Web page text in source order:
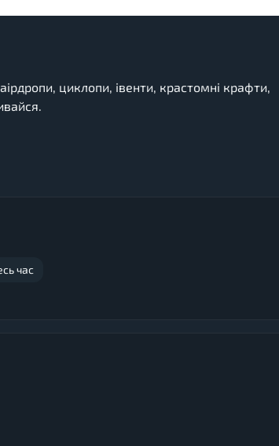
циклопи, івенти, крастомні крафти,
час